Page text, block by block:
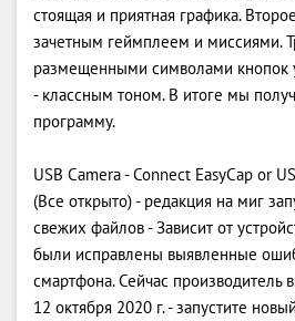
стоящая и приятная графика.
зачетным геймплеем и миссиями.
размещенными символами кнопок
- классным тоном. В итоге мы
программу.
USB Camera - Connect EasyCap or
(Все открыто) - редакция на миг
свежих файлов - Зависит от
были исправлены выявленные
смартфона. Сейчас производитель
12 октября 2020 г. - запустите